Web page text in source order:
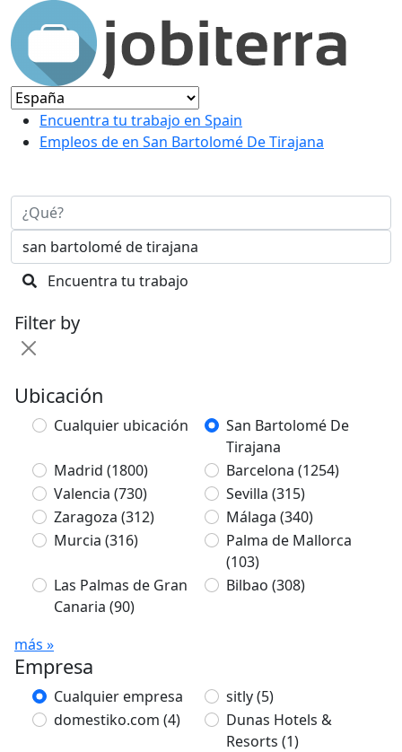
Encuentra tu trabajo en Spain
Empleos de en San Bartolomé De Tirajana
Encuentra tu trabajo
Filter by
Ubicación
Cualquier ubicación
San Bartolomé De
Tirajana
Madrid (1800) Barcelona (1254)
Valencia (730) Sevilla (315)
Zaragoza (312) Málaga (340)
Murcia (316)
Palma de Mallorca
(103)
Las Palmas de Gran
Canaria (90)
Bilbao (308)
más »
Empresa
Cualquier empresa sitly(5)
domestiko.com (4)
Dunas Hotels &
Resorts (1)